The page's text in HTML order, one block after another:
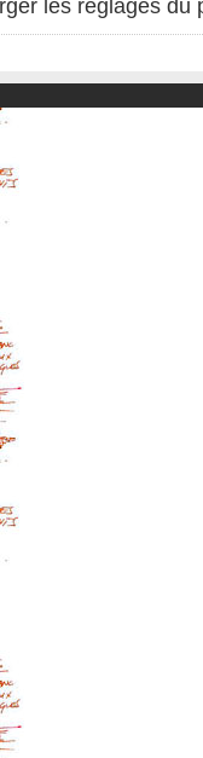
les réglages du